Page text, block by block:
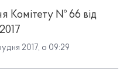
Комітету № 66 від
2017, о 09:29